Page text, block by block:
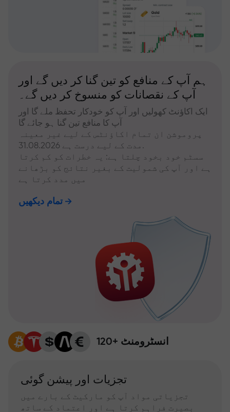
ہم آپ کے منافع کو تین گنا کر دیں گے اور
آپ کے نقصانات کو منسوخ کر دیں گے۔
ایک اکاؤنٹ کھولیں اور آپ کو خودکار تحفظ ملے گا اور
آپ کا منافع تین گنا ہو جائے گا
پروموشن ان تمام اکاؤنٹس کے لیے غیر معینہ
مدت کے لیے درست ہے 31.08.2026.
سسٹم خود بخود چلتا ہے: یہ خطرات کو کم کرتا
ہے اور آپ کی شمولیت کے بغیر نتائج کو بڑھانے
میں مدد کرتا ہے
تمام دیکھیں
120+ انسٹرومنٹ
تجزیات اور پیشن گوئی
تجزیاتی مواد آپ کو مارکیٹ کے بارے میں
بصیرت فراہم کرتا ہے اور اعتماد کے ساتھ